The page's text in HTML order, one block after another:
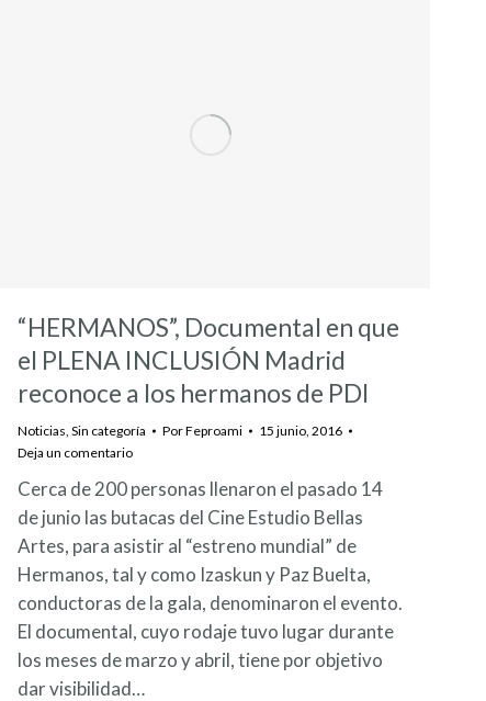
“HERMANOS”, Documental en que
el PLENA INCLUSIÓN Madrid
reconoce a los hermanos de PDI
Noticias Sin categoría PorFeproami
15 junio, 2016
Deja un comentario
Cerca de 200 personas llenaron el pasado 14
de junio las butacas del Cine Estudio Bellas
Artes, para asistir al “estreno mundial” de
Hermanos, tal y como Izaskun y Paz Buelta,
conductoras de la gala, denominaron el evento.
El documental, cuyo rodaje tuvo lugar durante
los meses de marzo y abril, tiene por objetivo
dar visibilidad…